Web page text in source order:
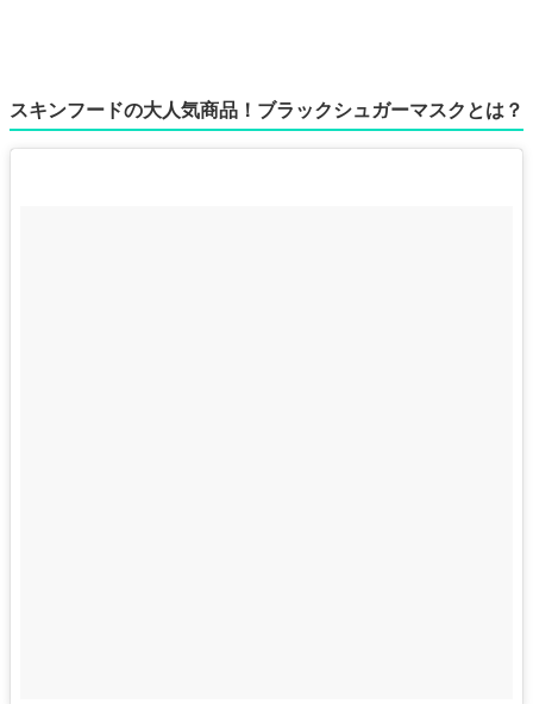
スキンフードの大人気商品！ブラックシュガーマスクとは？